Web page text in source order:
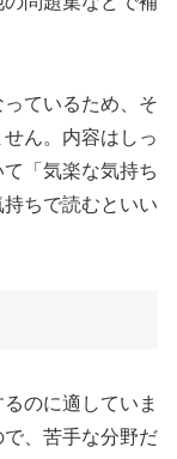
ているため、そ
ん。内容はしっ
「気楽な気持ち
ちで読むといい
のに適していま
、苦手な分野だ